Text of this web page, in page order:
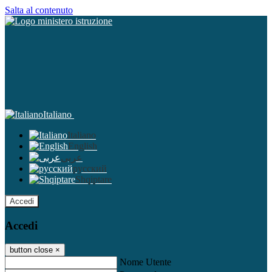
Salta al contenuto
Italiano
Italiano
English
عربى
русский
Shqiptare
Accedi
Accedi
button close ×
Nome Utente